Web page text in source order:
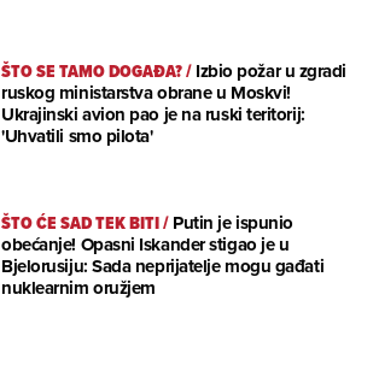
ŠTO SE TAMO DOGAĐA?/Izbio požar u zgradi
ruskog ministarstva obrane u Moskvi!
Ukrajinski avion pao je na ruski teritorij:
'Uhvatili smo pilota'
ŠTO ĆE SAD TEK BITI/Putin je ispunio
obećanje! Opasni Iskander stigao je u
Bjelorusiju: Sada neprijatelje mogu gađati
nuklearnim oružjem